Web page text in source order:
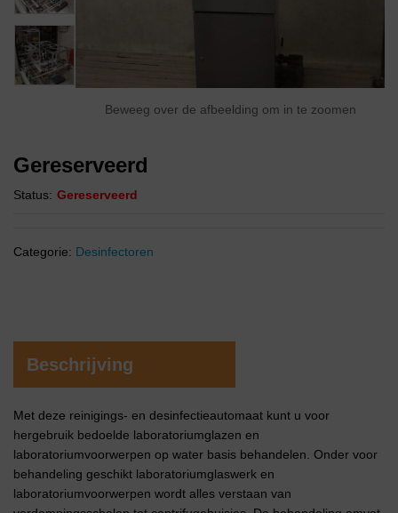
Beweeg over de afbeelding om in te zoomen
Gereserveerd
Status: Gereserveerd
Categorie: Desinfectoren
Beschrijving
Met deze reinigings- en desinfectieautomaat kunt u voor
hergebruik bedoelde laboratoriumglazen en
laboratoriumvoorwerpen op water basis behandelen. Onder voor
behandeling geschikt laboratoriumglaswerk en
laboratoriumvoorwerpen wordt alles verstaan van